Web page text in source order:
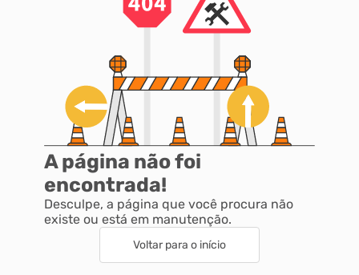
A página não foi
encontrada!
Desculpe, a página que você procura não
existe ou está em manutenção.
Voltar para o início